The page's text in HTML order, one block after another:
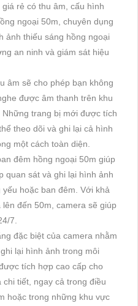
rẻ có thu âm, cấu hình
ngoại 50m, chuyên dụng
ảnh thiếu sáng hồng ngoại
an ninh và giám sát hiệu
âm sẽ cho phép bạn không
được âm thanh trên khu
trang bị mới được tích
theo dõi và ghi lại cả hình
một cách toàn diện.
đêm hồng ngoại 50m giúp
quan sát và ghi lại hình ảnh
hoặc ban đêm. Với khả
đến 50m, camera sẽ giúp
7.
đặc biệt của camera nhằm
lại hình ảnh trong môi
tích hợp cao cấp cho
tiết, ngay cả trong điều
hoặc trong những khu vực